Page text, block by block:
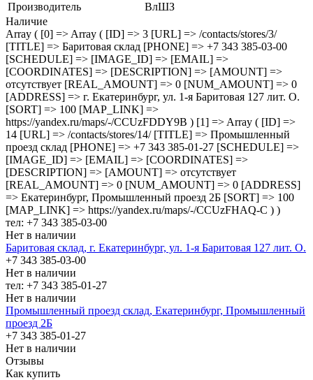
Производитель
ВлШЗ
Наличие
Array ( [0] => Array ( [ID] => 3 [URL] => /contacts/stores/3/
[TITLE] => Баритовая склад [PHONE] => +7 343 385-03-00
[SCHEDULE] => [IMAGE_ID] => [EMAIL] =>
[COORDINATES] => [DESCRIPTION] => [AMOUNT] =>
отсутствует [REAL_AMOUNT] => 0 [NUM_AMOUNT] => 0
[ADDRESS] => г. Екатеринбург, ул. 1-я Баритовая 127 лит. О.
[SORT] => 100 [MAP_LINK] =>
https://yandex.ru/maps/-/CCUzFDDY9B ) [1] => Array ( [ID] =>
14 [URL] => /contacts/stores/14/ [TITLE] => Промышленный
проезд cклад [PHONE] => +7 343 385-01-27 [SCHEDULE] =>
[IMAGE_ID] => [EMAIL] => [COORDINATES] =>
[DESCRIPTION] => [AMOUNT] => отсутствует
[REAL_AMOUNT] => 0 [NUM_AMOUNT] => 0 [ADDRESS]
=> Екатеринбург, Промышленный проезд 2Б [SORT] => 100
[MAP_LINK] => https://yandex.ru/maps/-/CCUzFHAQ-C ) )
тел: +7 343 385-03-00
Нет в наличии
Баритовая склад, г. Екатеринбург, ул. 1-я Баритовая 127 лит. О.
+7 343 385-03-00
Нет в наличии
тел: +7 343 385-01-27
Нет в наличии
Промышленный проезд cклад, Екатеринбург, Промышленный
проезд 2Б
+7 343 385-01-27
Нет в наличии
Отзывы
Как купить